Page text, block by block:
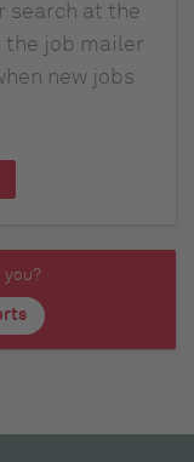
search at the
the job mailer
new jobs
you?